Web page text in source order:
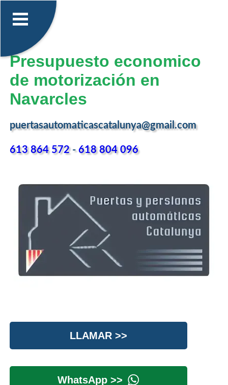
Presupuesto economico
de motorización en
Navarcles
puertasautomaticascatalunya@gmail.com
613 864 572-618 804 096
LLAMAR >>
WhatsApp >>